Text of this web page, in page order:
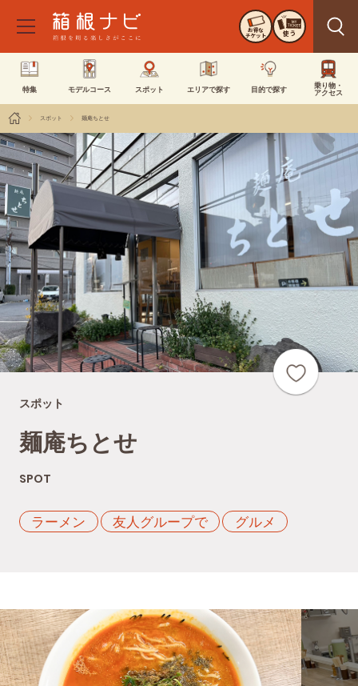
お得な
チケット 使う
特集 モデルコース スポット エリアで探す 目的で探す
乗り物・
アクセス
スポット 麺庵ちとせ
スポット
麺庵ちとせ
SPOT
ラーメン 友人グループで グルメ